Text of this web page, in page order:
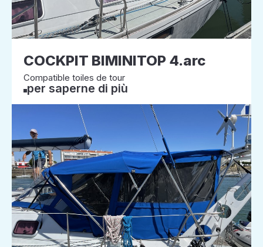
COCKPIT BIMINITOP 4.arc
Compatible toiles de tour
per saperne di più